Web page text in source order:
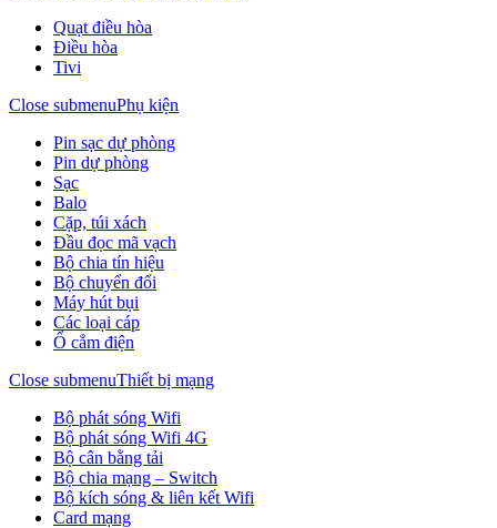
Quạt điều hòa
Điều hòa
Tivi
Close submenuPhụ kiện
Pin sạc dự phòng
Pin dự phòng
Sạc
Balo
Cặp, túi xách
Đầu đọc mã vạch
Bộ chia tín hiệu
Bộ chuyển đổi
Máy hút bụi
Các loại cáp
Ổ cắm điện
Close submenuThiết bị mạng
Bộ phát sóng Wifi
Bộ phát sóng Wifi 4G
Bộ cân bằng tải
Bộ chia mạng – Switch
Bộ kích sóng & liên kết Wifi
Card mạng